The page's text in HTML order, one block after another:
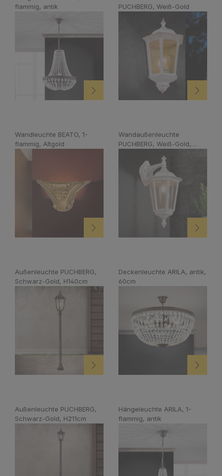
flammig, antik
PUCHBERG, Weiß-Gold
Wandleuchte BEATO, 1-
flammig, Altgold
Wandaußenleuchte
PUCHBERG, Weiß-Gold,
Außenleuchte PUCHBERG,
Schwarz-Gold, H140cm
Deckenleuchte ARILA, antik,
60cm
Außenleuchte PUCHBERG,
Schwarz-Gold, H211cm
Hängeleuchte ARILA, 1-
flammig, antik